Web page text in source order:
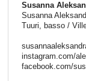
Susanna
Susanna
Tuuri, basso /
instagram.com/
facebook.com/